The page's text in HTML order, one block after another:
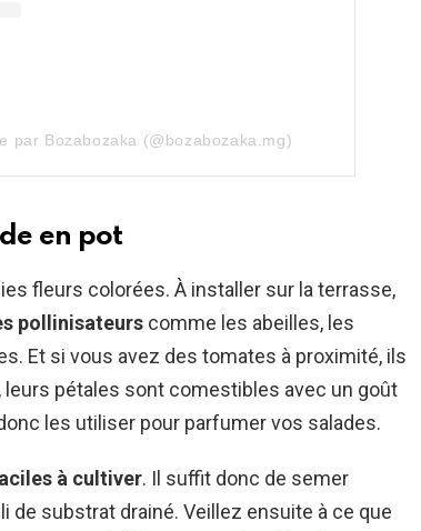
par Bozabozaka (@bozabozaka.mg)
en pot
fleurs colorées. À installer sur la terrasse,
pollinisateurs comme les abeilles, les
Et si vous avez des tomates à proximité, ils
pétales sont comestibles avec un goût
les utiliser pour parfumer vos salades.
à cultiver. Il suffit donc de semer
de substrat drainé. Veillez ensuite à ce que